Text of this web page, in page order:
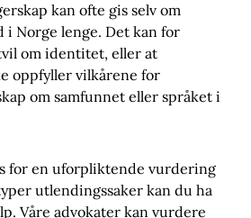
kan ofte gis selv om
i Norge lenge. Det kan for
om identitet, eller at
oppfyller vilkårene for
om samfunnet eller språket i
for en uforpliktende vurdering
utlendingssaker kan du ha
Våre advokater kan vurdere